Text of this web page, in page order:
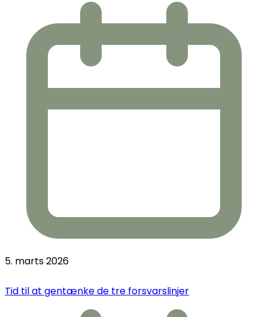
5. marts 2026
Tid til at gentænke de tre forsvarslinjer